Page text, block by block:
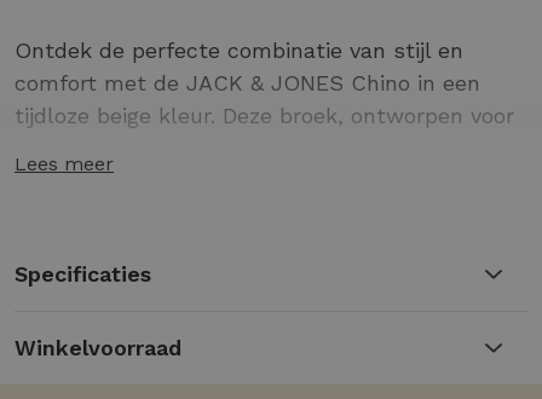
Ontdek de perfecte combinatie van stijl en
comfort met de JACK & JONES Chino in een
tijdloze beige kleur. Deze broek, ontworpen voor
toevoeging aan elke garderobe. Of je nu gaat
broek zowel comfortabel als duurzaam is.
Lees meer
Specificaties
Winkelvoorraad